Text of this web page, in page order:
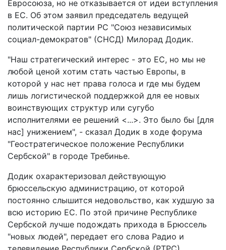
Евросоюза, но не отказывается от идеи вступления
в ЕС. Об этом заявил председатель ведущей
политической партии РС "Союз независимых
социал-демократов" (СНСД) Милорад Додик.
"Наш стратегический интерес - это ЕС, но мы не
любой ценой хотим стать частью Европы, в
которой у нас нет права голоса и где мы будем
лишь логистической поддержкой для ее новых
воинствующих структур или сугубо
исполнителями ее решений <...>. Это было бы [для
нас] унижением", - сказал Додик в ходе форума
"Геостратегическое положение Республики
Сербской" в городе Требинье.
Додик охарактеризовал действующую
брюссельскую администрацию, от которой
постоянно слышится недовольство, как худшую за
всю историю ЕС. По этой причине Республике
Сербской лучше подождать прихода в Брюссель
"новых людей", передает его слова Радио и